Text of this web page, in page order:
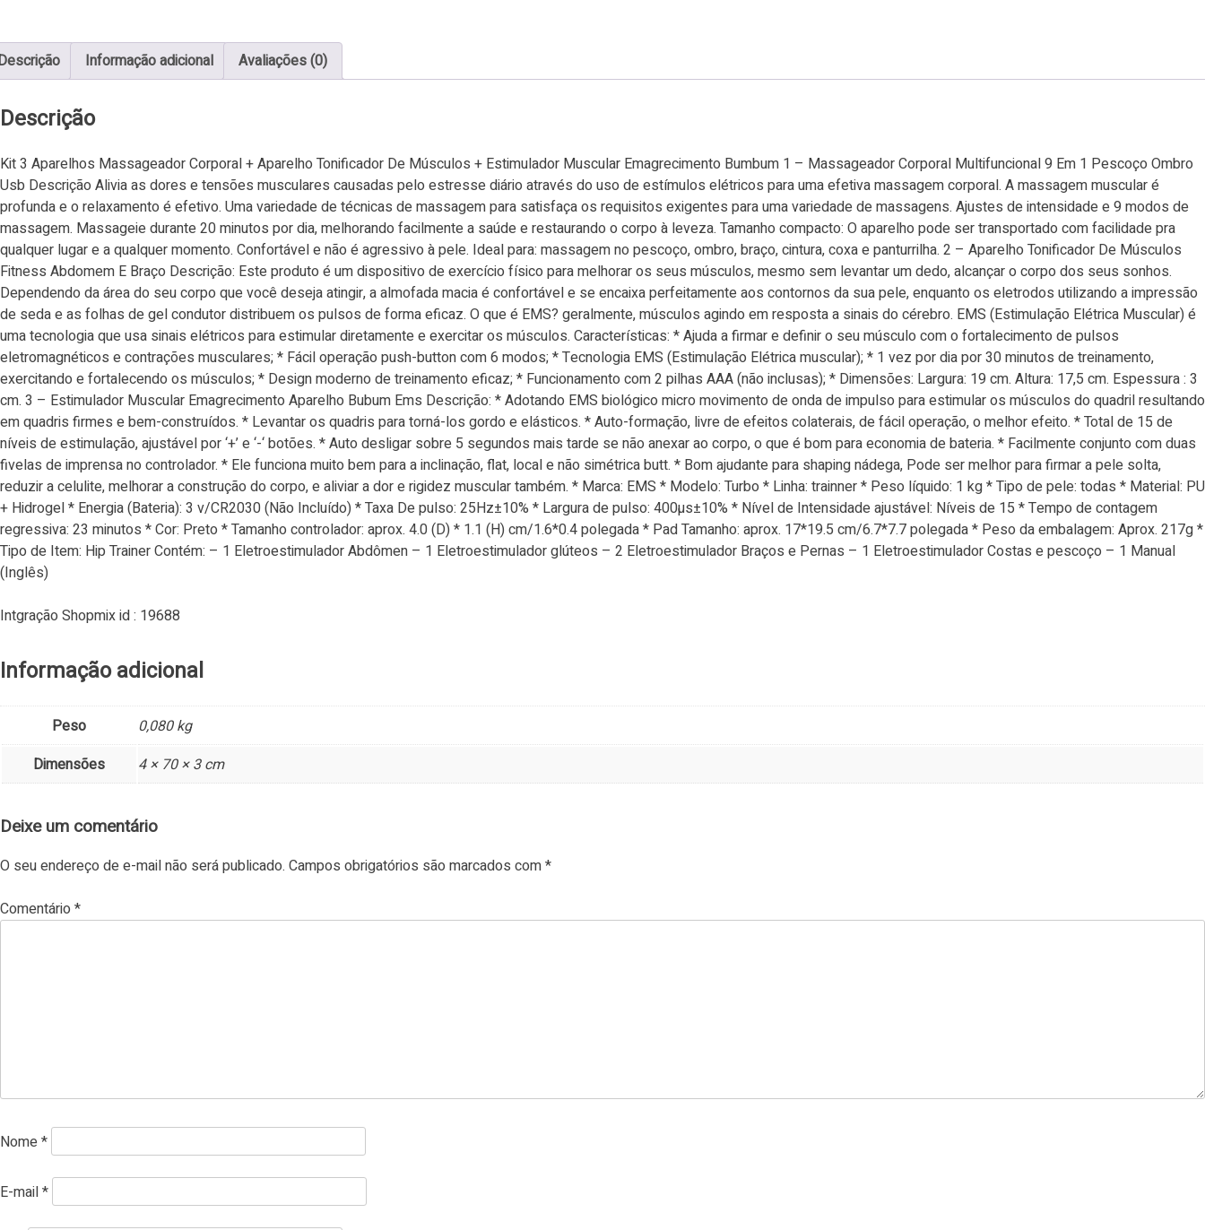
Informação adicional Avaliações (0)
Descrição
Kit 3 Aparelhos Massageador Corporal + Aparelho Tonificador De Músculos + Estimulador Muscular Emagrecimento Bumbum 1 – Massageador Corporal Multifuncional 9 Em 1 Pescoço Ombro
Usb Descrição Alivia as dores e tensões musculares causadas pelo estresse diário através do uso de estímulos elétricos para uma efetiva massagem corporal. A massagem muscular é
profunda e o relaxamento é efetivo. Uma variedade de técnicas de massagem para satisfaça os requisitos exigentes para uma variedade de massagens. Ajustes de intensidade e 9 modos de
massagem. Massageie durante 20 minutos por dia, melhorando facilmente a saúde e restaurando o corpo à leveza. Tamanho compacto: O aparelho pode ser transportado com facilidade pra
qualquer lugar e a qualquer momento. Confortável e não é agressivo à pele. Ideal para: massagem no pescoço, ombro, braço, cintura, coxa e panturrilha. 2 – Aparelho Tonificador De Músculos
Fitness Abdomem E Braço Descrição: Este produto é um dispositivo de exercício físico para melhorar os seus músculos, mesmo sem levantar um dedo, alcançar o corpo dos seus sonhos.
Dependendo da área do seu corpo que você deseja atingir, a almofada macia é confortável e se encaixa perfeitamente aos contornos da sua pele, enquanto os eletrodos utilizando a impressão
de seda e as folhas de gel condutor distribuem os pulsos de forma eficaz. O que é EMS? geralmente, músculos agindo em resposta a sinais do cérebro. EMS (Estimulação Elétrica Muscular) é
uma tecnologia que usa sinais elétricos para estimular diretamente e exercitar os músculos. Características: * Ajuda a firmar e definir o seu músculo com o fortalecimento de pulsos
eletromagnéticos e contrações musculares; * Fácil operação push-button com 6 modos; * Tecnologia EMS (Estimulação Elétrica muscular); * 1 vez por dia por 30 minutos de treinamento,
exercitando e fortalecendo os músculos; * Design moderno de treinamento eficaz; * Funcionamento com 2 pilhas AAA (não inclusas); * Dimensões: Largura: 19 cm. Altura: 17,5 cm. Espessura : 3
cm. 3 – Estimulador Muscular Emagrecimento Aparelho Bubum Ems Descrição: * Adotando EMS biológico micro movimento de onda de impulso para estimular os músculos do quadril resultando
em quadris firmes e bem-construídos. * Levantar os quadris para torná-los gordo e elásticos. * Auto-formação, livre de efeitos colaterais, de fácil operação, o melhor efeito. * Total de 15 de
níveis de estimulação, ajustável por ‘+’ e ‘-‘ botões. * Auto desligar sobre 5 segundos mais tarde se não anexar ao corpo, o que é bom para economia de bateria. * Facilmente conjunto com duas
fivelas de imprensa no controlador. * Ele funciona muito bem para a inclinação, flat, local e não simétrica butt. * Bom ajudante para shaping nádega, Pode ser melhor para firmar a pele solta,
reduzir a celulite, melhorar a construção do corpo, e aliviar a dor e rigidez muscular também. * Marca: EMS * Modelo: Turbo * Linha: trainner * Peso líquido: 1 kg * Tipo de pele: todas * Material: PU
+ Hidrogel * Energia (Bateria): 3 v/CR2030 (Não Incluído) * Taxa De pulso: 25Hz±10% * Largura de pulso: 400µs±10% * Nível de Intensidade ajustável: Níveis de 15 * Tempo de contagem
regressiva: 23 minutos * Cor: Preto * Tamanho controlador: aprox. 4.0 (D) * 1.1 (H) cm/1.6*0.4 polegada * Pad Tamanho: aprox. 17*19.5 cm/6.7*7.7 polegada * Peso da embalagem: Aprox. 217g *
Tipo de Item: Hip Trainer Contém: – 1 Eletroestimulador Abdômen – 1 Eletroestimulador glúteos – 2 Eletroestimulador Braços e Pernas – 1 Eletroestimulador Costas e pescoço – 1 Manual
(Inglês)
Intgração Shopmix id : 19688
Informação adicional
Peso
0,080 kg
Dimensões
4 × 70 × 3 cm
Deixe um comentário
O seu endereço de e-mail não será publicado. Campos obrigatórios são marcados com*
Comentário *
Nome*
E-mail*